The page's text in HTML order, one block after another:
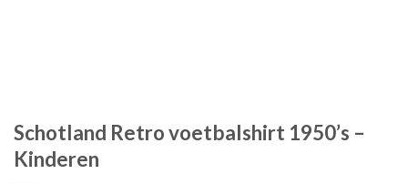
Schotland Retro voetbalshirt 1950’s –
Kinderen